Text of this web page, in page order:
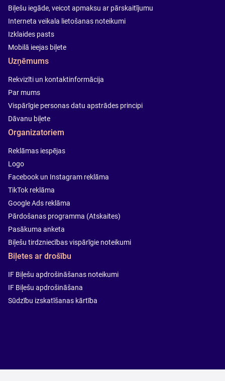
Biļešu iegāde, veicot apmaksu ar pārskaitījumu
Interneta veikala lietošanas noteikumi
Izklaides pasts
Mobilā ieejas biļete
Uzņēmums
Rekvizīti un kontaktinformācija
Par mums
Vispārīgie personas datu apstrādes principi
Dāvanu biļete
Organizatoriem
Reklāmas iespējas
Logo
Facebook un Instagram reklāma
TikTok reklāma
Google Ads reklāma
Pārdošanas programma (Atskaites)
Pasākuma anketa
Biļešu tirdzniecības vispārīgie noteikumi
Biļetes ar drošību
IF Biļešu apdrošināšanas noteikumi
IF Biļešu apdrošināšana
Sūdzību izskatīšanas kārtība